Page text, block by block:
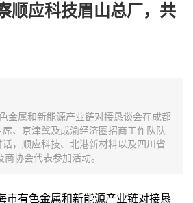
顺应科技眉山总厂，共
金属和新能源产业链对接恳谈会在成都
、京津冀及成渝经济圈招商工作队队
，顺应科技、北港新材料以及四川省
协会代表参加活动。
市有色金属和新能源产业链对接恳